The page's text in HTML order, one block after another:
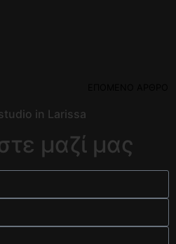
in Larissa
μαζί μας